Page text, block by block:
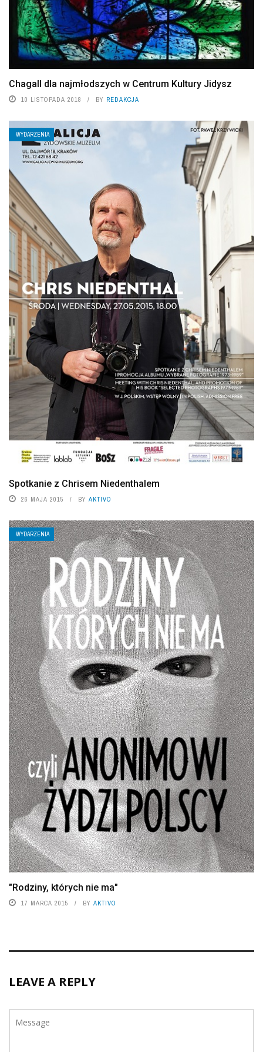
Chagall dla najmłodszych w Centrum Kultury Jidysz
10 LISTOPADA 2018 BY REDAKCJA
WYDARZENIA
Spotkanie z Chrisem Niedenthalem
26 MAJA 2015 BY AKTIVO
WYDARZENIA
"Rodziny, których nie ma"
17 MARCA 2015 BY AKTIVO
LEAVE A REPLY